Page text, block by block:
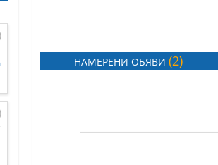
MyVision Real estate
ХЕПИ ХАУС ЕООД
НАМЕРЕНИ ОБЯВИ (2)